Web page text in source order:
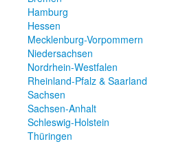
Hamburg
Hessen
Mecklenburg-Vorpommern
Niedersachsen
Nordrhein-Westfalen
Rheinland-Pfalz & Saarland
Sachsen
Sachsen-Anhalt
Schleswig-Holstein
Thüringen